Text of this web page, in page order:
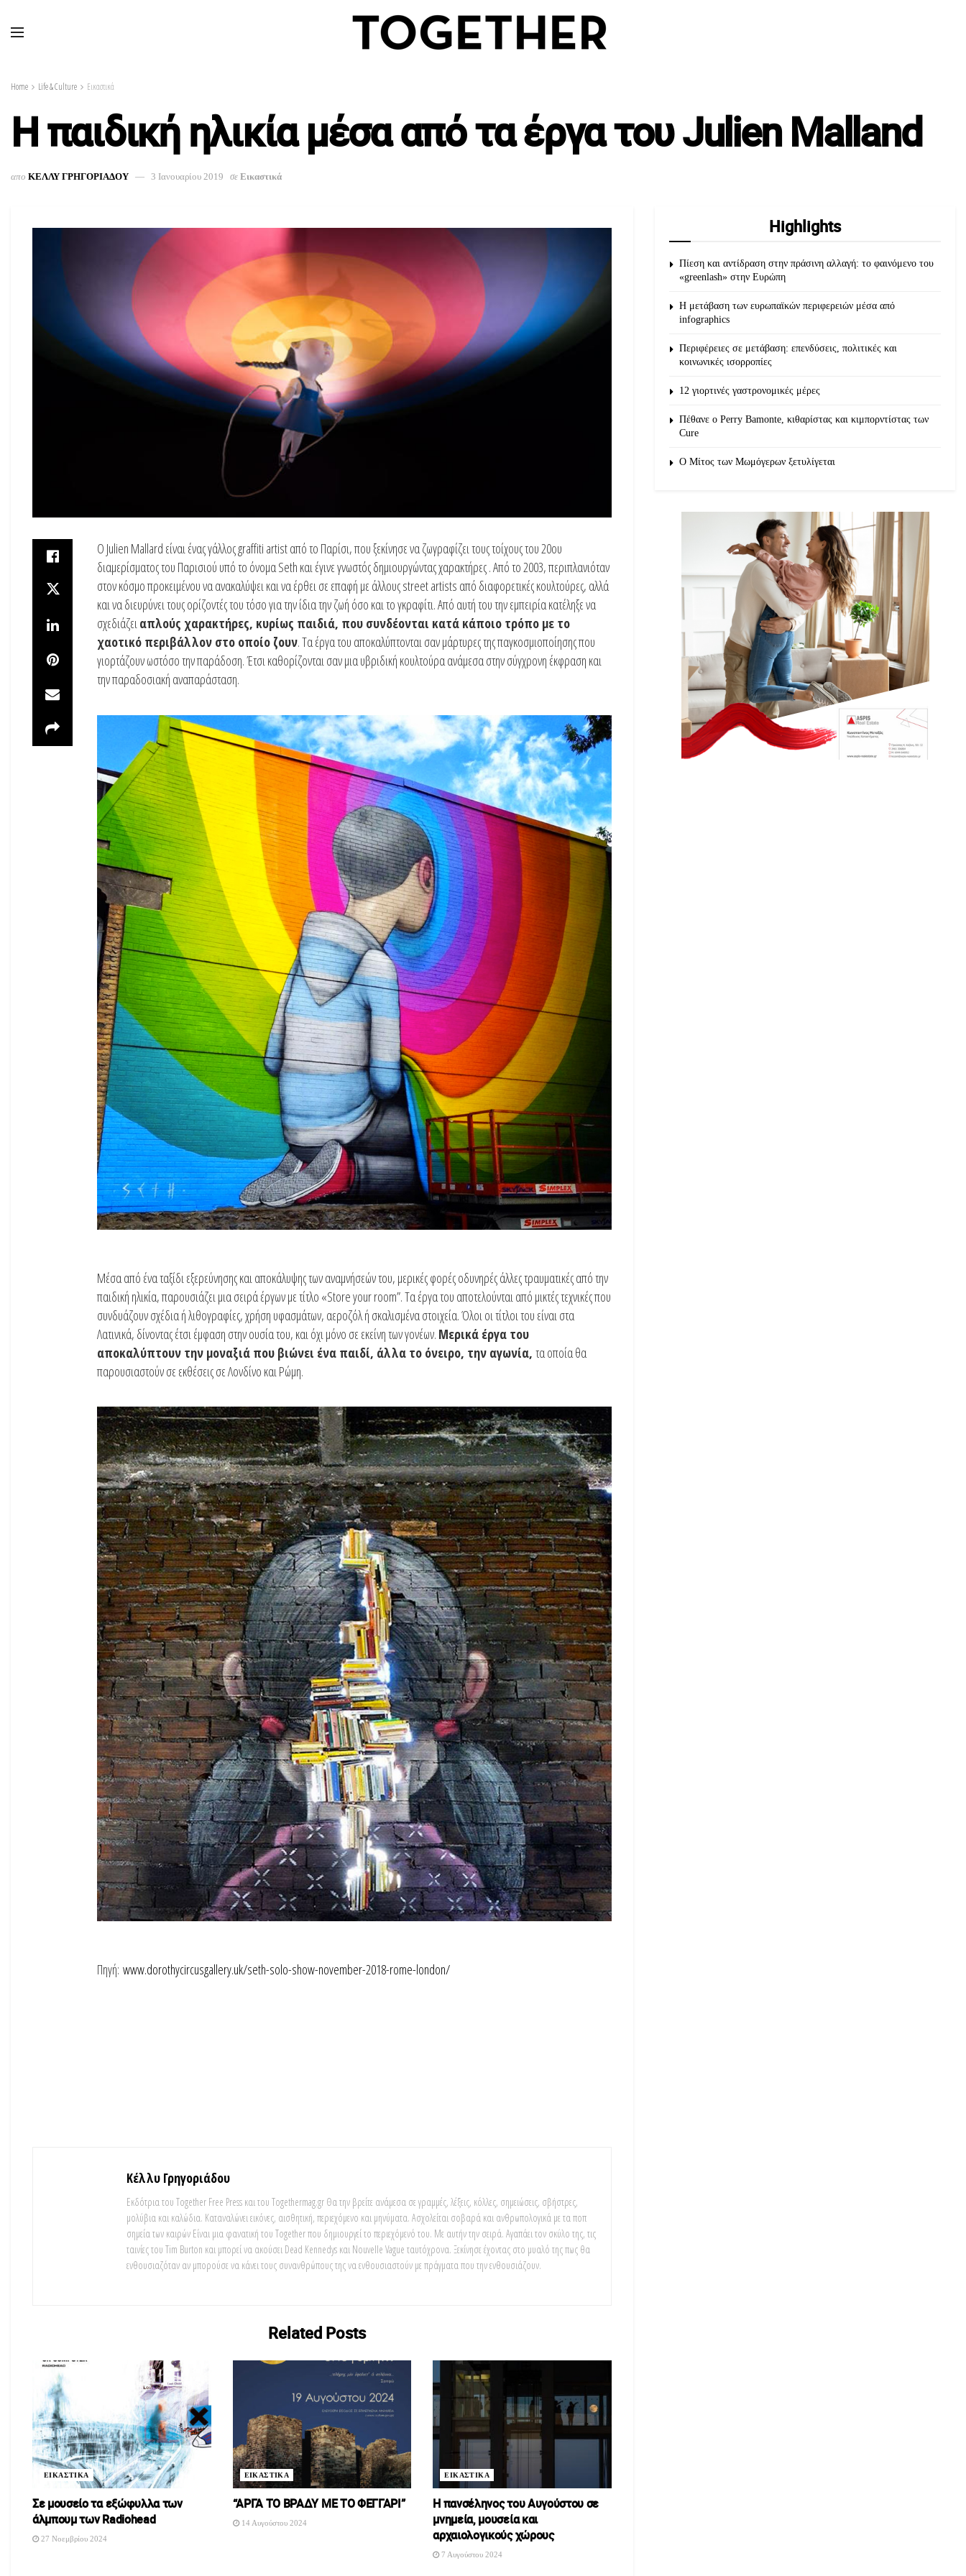
Home Life & Culture Εικαστικά
Η παιδική ηλικία μέσα από τα έργα του Julien Malland
απο ΚΕΛΛΥ ΓΡΗΓΟΡΙΑΔΟΥ 3 Ιανουαρίου 2019 σε Εικαστικά
Ο Julien Mallard είναι ένας γάλλος graffiti artist από το Παρίσι, που ξεκίνησε να ζωγραφίζει τους τοίχους του 20ου
διαμερίσματος του Παρισιού υπό το όνομα Seth και έγινε γνωστός δημιουργώντας χαρακτήρες . Από το 2003, περιπλανιόταν
στον κόσμο προκειμένου να ανακαλύψει και να έρθει σε επαφή με άλλους street artists από διαφορετικές κουλτούρες, αλλά
και να διευρύνει τους ορίζοντές του τόσο για την ίδια την ζωή όσο και το γκραφίτι. Από αυτή του την εμπειρία κατέληξε να
σχεδιάζειαπλούς χαρακτήρες, κυρίως παιδιά, που συνδέονται κατά κάποιο τρόπο με το
χαοτικό περιβάλλον στο οποίο ζουν. Τα έργα του αποκαλύπτονται σαν μάρτυρες της παγκοσμιοποίησης που
γιορτάζουν ωστόσο την παράδοση. Έτσι καθορίζονται σαν μια υβριδική κουλτούρα ανάμεσα στην σύγχρονη έκφραση και
την παραδοσιακή αναπαράσταση.
Μέσα από ένα ταξίδι εξερεύνησης και αποκάλυψης των αναμνήσεών του, μερικές φορές οδυνηρές άλλες τραυματικές από την
παιδική ηλικία, παρουσιάζει μια σειρά έργων με τίτλο «Store your room”. Τα έργα του αποτελούνται από μικτές τεχνικές που
συνδυάζουν σχέδια ή λιθογραφίες, χρήση υφασμάτων, αεροζόλ ή σκαλισμένα στοιχεία. Όλοι οι τίτλοι του είναι στα
Λατινικά, δίνοντας έτσι έμφαση στην ουσία του, και όχι μόνο σε εκείνη των γονέων. Μερικά έργα του
αποκαλύπτουν την μοναξιά που βιώνει ένα παιδί, άλλα το όνειρο, την αγωνία, τα οποία θα
παρουσιαστούν σε εκθέσεις σε Λονδίνο και Ρώμη.
Πηγή: www.dorothycircusgallery.uk/seth-solo-show-november-2018-rome-london/
Κέλλυ Γρηγοριάδου
Εκδότρια του Together Free Press και του Togethermag.gr Θα την βρείτε ανάμεσα σε γραμμές, λέξεις, κόλλες, σημειώσεις, σβήστρες,
μολύβια και καλώδια. Καταναλώνει εικόνες, αισθητική, περιεχόμενο και μηνύματα. Ασχολείται σοβαρά και ανθρωπολογικά με τα ποπ
σημεία των καιρών Είναι μια φανατική του Τοgether που δημιουργεί το περιεχόμενό του. Με αυτήν την σειρά. Αγαπάει τον σκύλο της, τις
ταινίες του Tim Burton και μπορεί να ακούσει Dead Kennedys και Nouvelle Vague ταυτόχρονα. Ξεκίνησε έχοντας στο μυαλό της πως θα
ενθουσιαζόταν αν μπορούσε να κάνει τους συνανθρώπους της να ενθουσιαστούν με πράγματα που την ενθουσιάζουν.
RelatedPosts
ΕΙΚΑΣΤΙΚΑ
Σε μουσείο τα εξώφυλλα των
άλμπουμ των Radiohead
27 Νοεμβρίου 2024
ΕΙΚΑΣΤΙΚΑ
“ΑΡΓΑ ΤΟ ΒΡΑΔΥ ΜΕ ΤΟ ΦΕΓΓΑΡΙ”
14 Αυγούστου 2024
ΕΙΚΑΣΤΙΚΑ
Η πανσέληνος του Αυγούστου σε
μνημεία, μουσεία και
αρχαιολογικούς χώρους
7 Αυγούστου 2024
Highlights
Πίεση και αντίδραση στην πράσινη αλλαγή: το φαινόμενο του
«greenlash» στην Ευρώπη
Η μετάβαση των ευρωπαϊκών περιφερειών μέσα από
infographics
Περιφέρειες σε μετάβαση: επενδύσεις, πολιτικές και
κοινωνικές ισορροπίες
12 γιορτινές γαστρονομικές μέρες
Πέθανε ο Perry Bamonte, κιθαρίστας και κιμπορντίστας των
Cure
O Μίτος των Μωμόγερων ξετυλίγεται